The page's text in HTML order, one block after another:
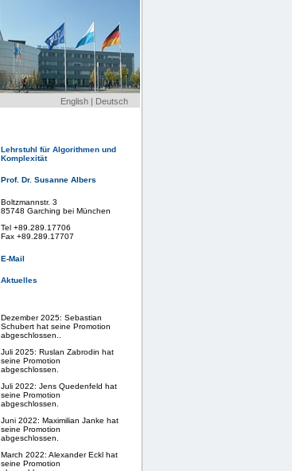
English | Deutsch
Dezember 2025: Sebastian
Schubert hat seine Promotion
abgeschlossen..
Juli 2025: Ruslan Zabrodin hat
seine Promotion
abgeschlossen.
Juli 2022: Jens Quedenfeld hat
seine Promotion
abgeschlossen.
Juni 2022: Maximilian Janke hat
seine Promotion
abgeschlossen.
March 2022: Alexander Eckl hat
seine Promotion
Lehrstuhl für Algorithmen und
Komplexität
Prof. Dr. Susanne Albers
Boltzmannstr. 3
85748 Garching bei München
Tel +89.289.17706
Fax +89.289.17707
E-Mail
Aktuelles